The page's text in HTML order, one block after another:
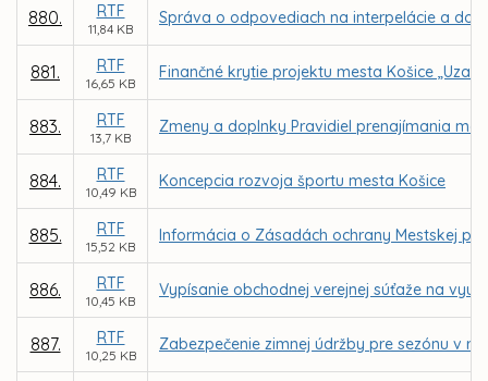
880. RTF
11,84 KB
Správa o odpovediach na interpelácie a
881. RTF
16,65 KB
Finančné krytie projektu mesta Košice
883. RTF
13,7 KB
Zmeny a doplnky Pravidiel prenajímania
884. RTF
10,49 KB
Koncepcia rozvoja športu mesta Košice
885. RTF
15,52 KB
Informácia o Zásadách ochrany Mestskej
886. RTF
10,45 KB
Vypísanie obchodnej verejnej súťaže na
887. RTF
10,25 KB
Zabezpečenie zimnej údržby pre sezónu v